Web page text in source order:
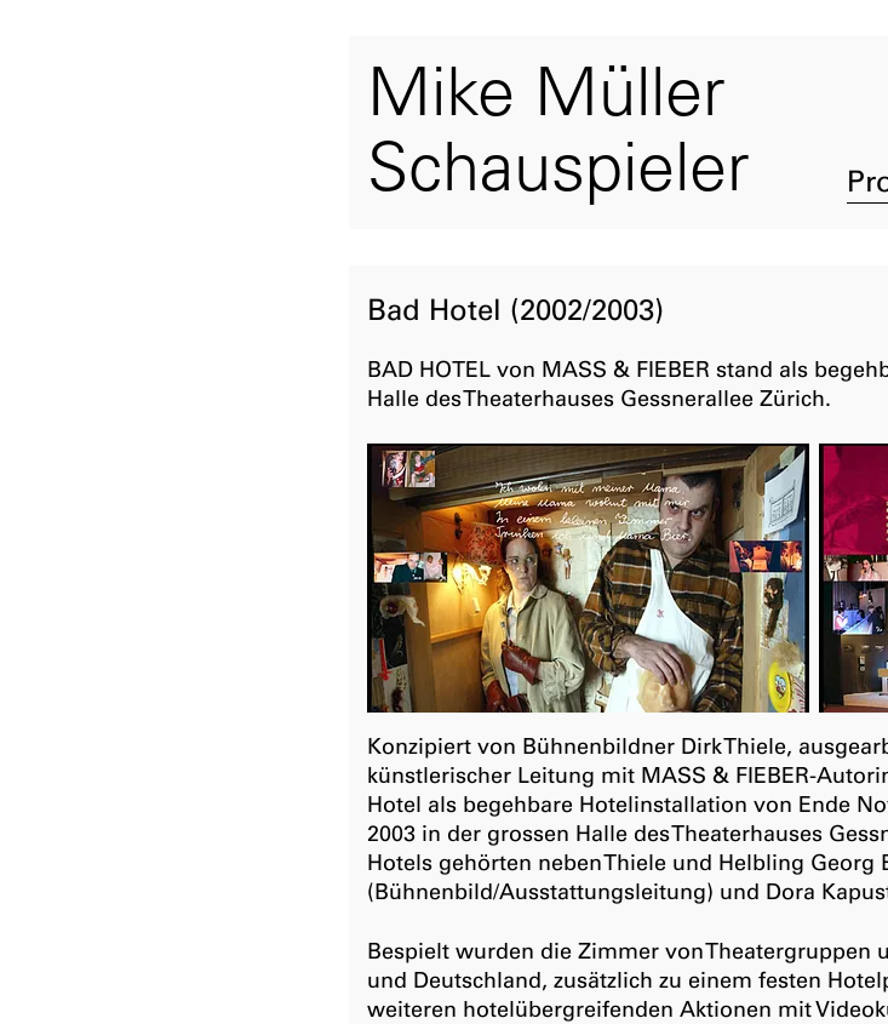
Mike Müller
Schauspieler
Bad Hotel (2002/2003)
BAD HOTEL von MASS & FIEBER stand als
Halle des Theaterhauses Gessnerallee Zürich.
Konzipiert von Bühnenbildner Dirk Thiele,
künstlerischer Leitung mit MASS & FIEBER-
Hotel als begehbare Hotelinstallation von Ende
2003 in der grossen Halle des Theaterhauses
Hotels gehörten neben Thiele und Helbling Georg
(Bühnenbild/Ausstattungsleitung) und Dora
Bespielt wurden die Zimmer von Theatergruppen
und Deutschland, zusätzlich zu einem festen
weiteren hotelübergreifenden Aktionen mit